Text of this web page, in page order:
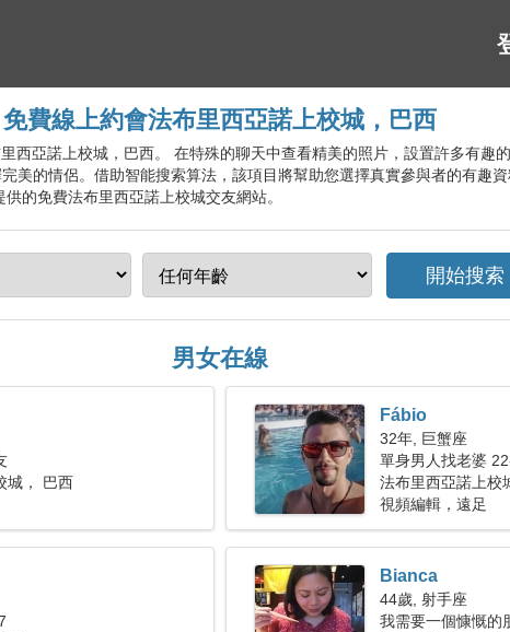
免費線上約會法布里西亞諾上校城，巴西
西亞諾上校城，巴西。 在特殊的聊天中查看精美的照片，設置許多有趣
美的情侶。借助智能搜索算法，該項目將幫助您選擇真實參與者的有趣
的免費法布里西亞諾上校城交友網站。
男女在線
城， 巴西
Fábio
32年, 巨蟹座
單身男人找老婆
法布里西亞諾上校
視頻編輯，遠足
Bianca
44歲, 射手座
我需要一個慷慨的